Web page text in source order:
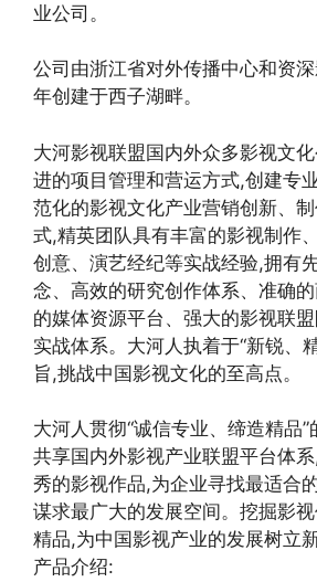
业公司。
公司由浙江省对外传播中心和资
年创建于西子湖畔。
大河影视联盟国内外众多影视文
进的项目管理和营运方式,创建专
范化的影视文化产业营销创新、
式,精英团队具有丰富的影视制作
创意、演艺经纪等实战经验,拥有
念、高效的研究创作体系、准确
的媒体资源平台、强大的影视联
实战体系。大河人执着于“新锐、
旨,挑战中国影视文化的至高点。
大河人贯彻“诚信专业、缔造精品
共享国内外影视产业联盟平台体
秀的影视作品,为企业寻找最适合
谋求最广大的发展空间。挖掘影
精品,为中国影视产业的发展树立
产品介绍: